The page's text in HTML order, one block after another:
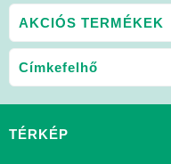
AKCIÓS TERMÉKEK
Címkefelhő
TÉRKÉP